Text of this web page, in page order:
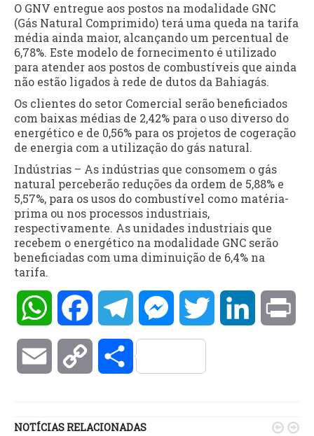
O GNV entregue aos postos na modalidade GNC
(Gás Natural Comprimido) terá uma queda na tarifa
média ainda maior, alcançando um percentual de
6,78%. Este modelo de fornecimento é utilizado
para atender aos postos de combustíveis que ainda
não estão ligados à rede de dutos da Bahiagás.
Os clientes do setor Comercial serão beneficiados
com baixas médias de 2,42% para o uso diverso do
energético e de 0,56% para os projetos de cogeração
de energia com a utilização do gás natural.
Indústrias – As indústrias que consomem o gás
natural perceberão reduções da ordem de 5,88% e
5,57%, para os usos do combustível como matéria-
prima ou nos processos industriais,
respectivamente. As unidades industriais que
recebem o energético na modalidade GNC serão
beneficiadas com uma diminuição de 6,4% na
tarifa.
WhatsAppFacebookTelegramMessengerTwitter LinkedIn
Email Copy Compartilhar
NOTÍCIAS RELACIONADAS  